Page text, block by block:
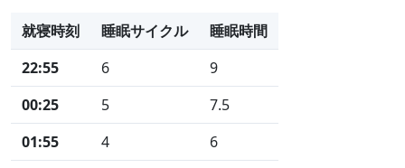
就寝時刻 睡眠サイクル
睡眠時間
22:55
6
9
00:25
5
7.5
01:55
4
6